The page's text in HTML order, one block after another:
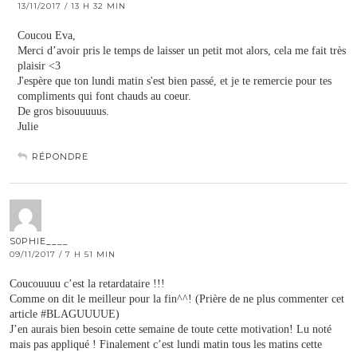
13/11/2017 / 13 H 32 MIN
Coucou Eva,
Merci d’avoir pris le temps de laisser un petit mot alors, cela me fait très
plaisir <3
J'espère que ton lundi matin s'est bien passé, et je te remercie pour tes
compliments qui font chauds au coeur.
De gros bisouuuuus.
Julie
RÉPONDRE
S0PHIE____
09/11/2017 / 7 H 51 MIN
Coucouuuu c’est la retardataire !!!
Comme on dit le meilleur pour la fin^^! (Prière de ne plus commenter cet
article #BLAGUUUUE)
J’en aurais bien besoin cette semaine de toute cette motivation! Lu noté
mais pas appliqué ! Finalement c’est lundi matin tous les matins cette